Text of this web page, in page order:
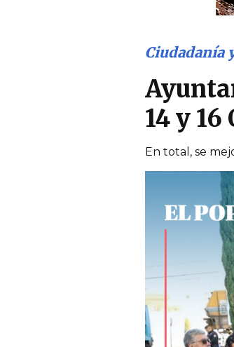
Ciudadanía
14 y 16
En total, se